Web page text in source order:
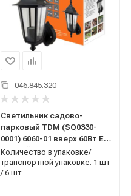
046.845.320
Светильник садово-
парковый TDM (SQ0330-
0001) 6060-01 вверх 60Вт E27
черный
Количество в упаковке/
транспортной упаковке: 1 шт
/ 6 шт